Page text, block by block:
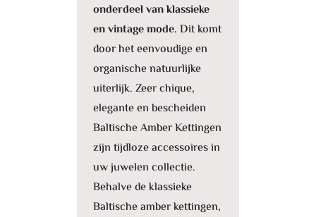
onderdeel van klassieke
en vintage mode. Dit komt
door het eenvoudige en
organische natuurlijke
uiterlijk. Zeer chique,
elegante en bescheiden
Baltische Amber Kettingen
zijn tijdloze accessoires in
uw juwelen collectie.
Behalve de klassieke
Baltische amber kettingen,